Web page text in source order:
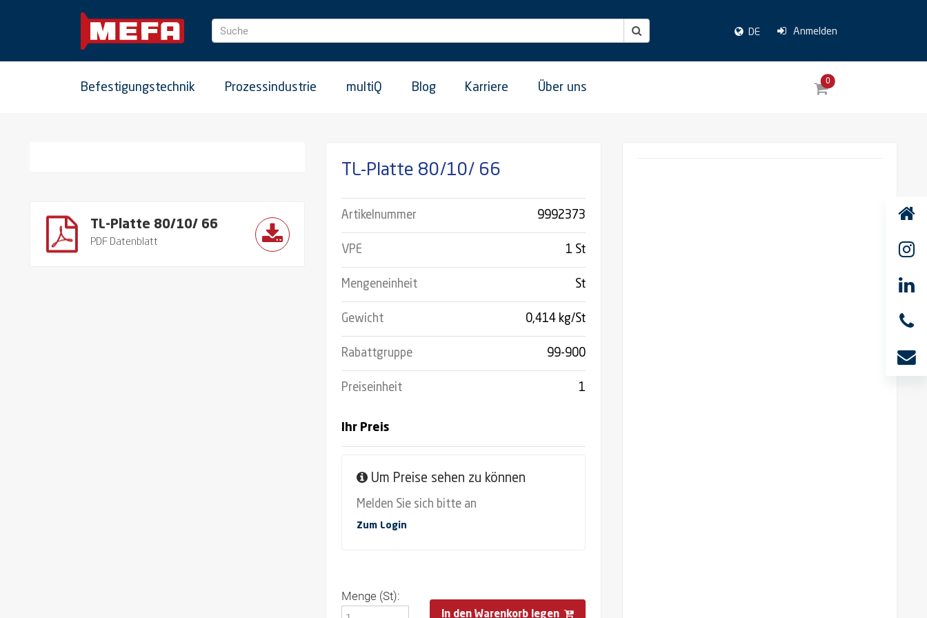
Suche DE Anmelden
0
Befestigungstechnik Prozessindustrie multiQ Blog Karriere Über uns
TL-Platte 80/10/ 66
PDF Datenblatt
TL-Platte 80/10/ 66
Artikelnummer 9992373
VPE 1 St
Mengeneinheit St
Gewicht 0,414 kg/St
Rabattgruppe 99-900
Preiseinheit 1
Ihr Preis
Um Preise sehen zu können
Melden Sie sich bitte an
Zum Login
Menge (St):
In den Warenkorb legen